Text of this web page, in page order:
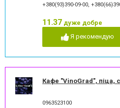
+380(93)390-09-00,
11.37 дуже добре
Я рекомендую
Кафе "VinoGrad", піца,
0963523100